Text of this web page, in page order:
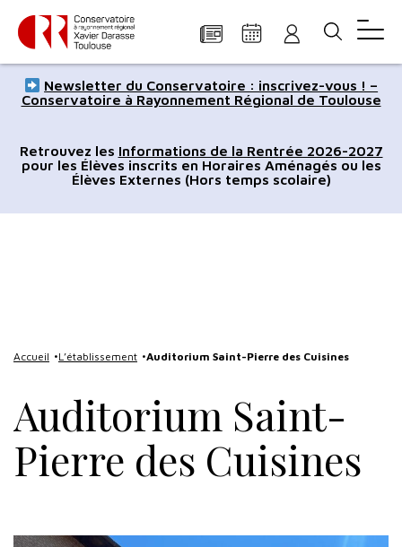
Panneau de gestion des cookies
Aller
au
principal
à
navigation
à
recherche
au
de
page
au
du
site
Newsletter du Conservatoire : inscrivez-vous ! –
Conservatoire à Rayonnement Régional de Toulouse
Retrouvez les Informations de la Rentrée 2026-2027
pour les Élèves inscrits en Horaires Aménagés ou les
Élèves Externes (Hors temps scolaire)
Accueil L’établissement Auditorium Saint-Pierre des Cuisines
Auditorium Saint-
Pierre des Cuisines